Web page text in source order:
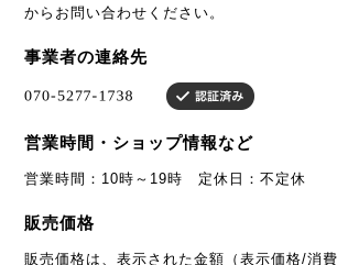
からお問い合わせください。
事業者の連絡先
営業時間・ショップ情報など
営業時間：10時～19時 定休日：不定休
販売価格
販売価格は、表示された金額（表示価格/消